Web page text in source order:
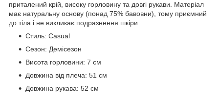
приталений крій, високу горловину та довгі рукави. Матеріал
має натуральну основу (понад 75% бавовни), тому приємний
до тіла і не викликає подразнення шкіри.
Стиль: Casual
Сезон: Демісезон
Висота горловини: 7 см
Довжина від плеча: 51 см
Довжина рукава: 52 см